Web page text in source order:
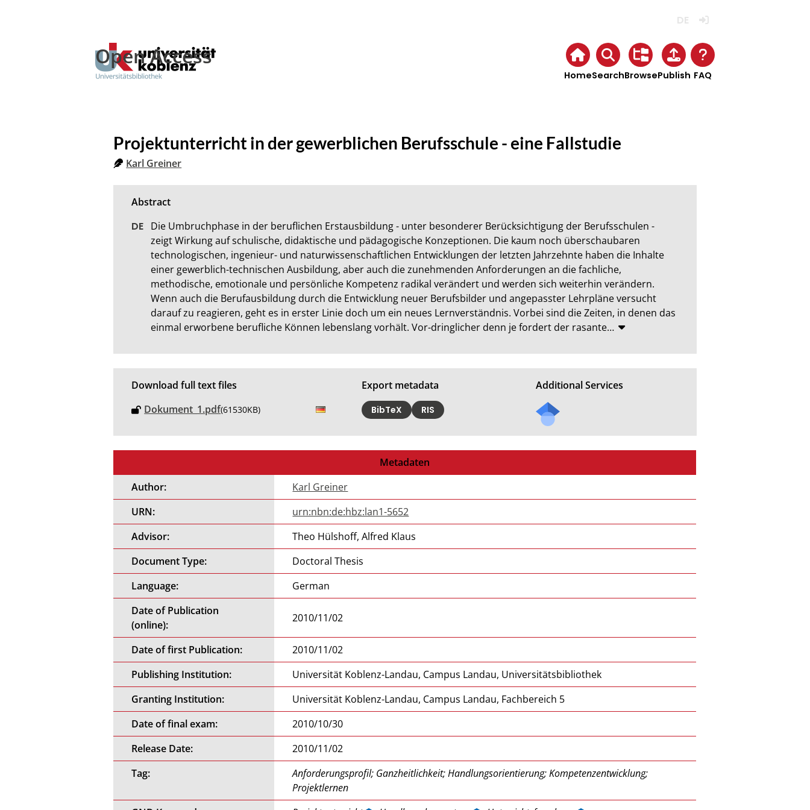
Open Access
HomeSearchBrowsePublish FAQ
Projektunterricht in der gewerblichen Berufsschule - eine Fallstudie
Karl Greiner
Die Umbruchphase in der beruflichen Erstausbildung - unter besonderer Berücksichtigung der Berufsschulen -
zeigt Wirkung auf schulische, didaktische und pädagogische Konzeptionen. Die kaum noch überschaubaren
technologischen, ingenieur- und naturwissenschaftlichen Entwicklungen der letzten Jahrzehnte haben die Inhalte
einer gewerblich-technischen Ausbildung, aber auch die zunehmenden Anforderungen an die fachliche,
methodische, emotionale und persönliche Kompetenz radikal verändert und werden sich weiterhin verändern.
Wenn auch die Berufausbildung durch die Entwicklung neuer Berufsbilder und angepasster Lehrpläne versucht
darauf zu reagieren, geht es in erster Linie doch um ein neues Lernverständnis. Vorbei sind die Zeiten, in denen das
einmal erworbene berufliche Können lebenslang vorhält. Vor-dringlicher denn je fordert der rasante…
Download full text files
Dokument_1.pdf(61530KB)
Export metadata
BibTeX RIS
Additional Services
Metadaten
Author:
Karl Greiner
URN:
urn:nbn:de:hbz:lan1-5652
Advisor:
Theo Hülshoff, Alfred Klaus
Document Type:
Doctoral Thesis
Language:
German
Date of Publication
(online):
2010/11/02
Date of first Publication:
2010/11/02
Publishing Institution:
Universität Koblenz-Landau, Campus Landau, Universitätsbibliothek
Granting Institution:
Universität Koblenz-Landau, Campus Landau, Fachbereich 5
Date of final exam:
2010/10/30
Release Date:
2010/11/02
Tag:
Anforderungsprofil; Ganzheitlichkeit; Handlungsorientierung; Kompetenzentwicklung;
Projektlernen